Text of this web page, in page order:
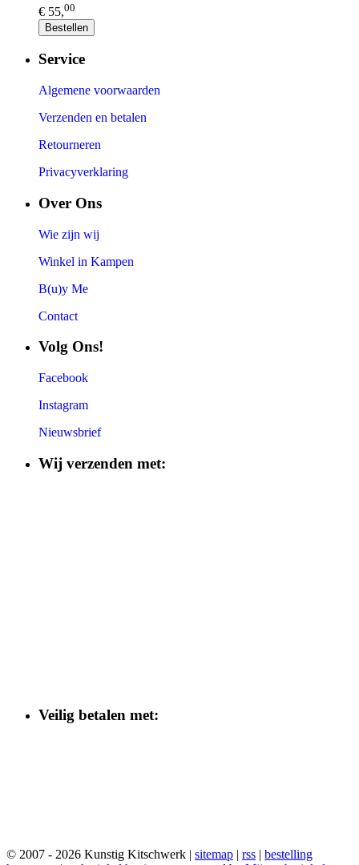
€ 55,00
Bestellen
Service
Algemene voorwaarden
Verzenden en betalen
Retourneren
Privacyverklaring
Over Ons
Wie zijn wij
Winkel in Kampen
B(u)y Me
Contact
Volg Ons!
Facebook
Instagram
Nieuwsbrief
Wij verzenden met:
Veilig betalen met:
© 2007 - 2026 Kunstig Kitschwerk | sitemap | rss | bestelling